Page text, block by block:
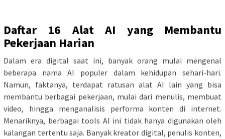
Daftar 16 Alat AI yang Membantu
Pekerjaan Harian
Dalam era digital saat ini, banyak orang mulai mengenal
beberapa nama AI populer dalam kehidupan sehari-hari.
Namun, faktanya, terdapat ratusan alat AI lain yang bisa
membantu berbagai pekerjaan, mulai dari menulis, membuat
video, hingga menganalisis performa konten di internet.
Menariknya, berbagai tools AI ini tidak hanya digunakan oleh
kalangan tertentu saja. Banyak kreator digital, penulis konten,